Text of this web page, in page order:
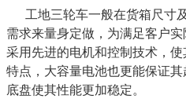
工地三轮车一般在货箱尺寸
需求来量身定做，为满足客户
采用先进的电机和控制技术，
特点，大容量电池也更能保证
底盘使其性能更加稳定。